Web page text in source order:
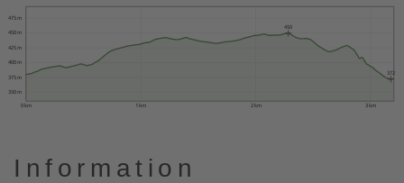
0 km 1 km 2 km 3 km
350 m
375 m
400 m
425 m
450 m
475 m
372
450
Information